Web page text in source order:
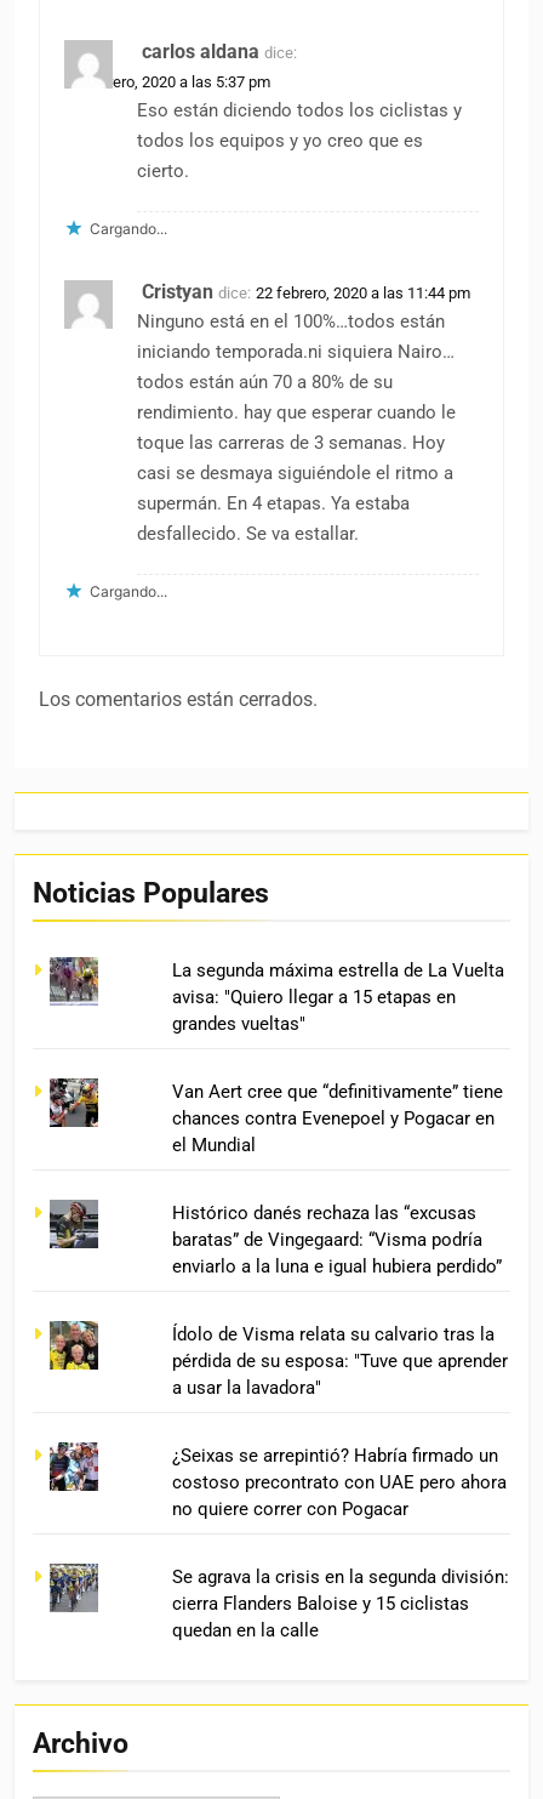
carlos aldana dice:
22 febrero, 2020 a las 5:37 pm
Eso están diciendo todos los ciclistas y
todos los equipos y yo creo que es
cierto.
Cargando...
Cristyan dice: 22 febrero, 2020 a las 11:44 pm
Ninguno está en el 100%…todos están
iniciando temporada.ni siquiera Nairo…
todos están aún 70 a 80% de su
rendimiento. hay que esperar cuando le
toque las carreras de 3 semanas. Hoy
casi se desmaya siguiéndole el ritmo a
supermán. En 4 etapas. Ya estaba
desfallecido. Se va estallar.
Cargando...
Los comentarios están cerrados.
Noticias Populares
La segunda máxima estrella de La Vuelta
avisa: "Quiero llegar a 15 etapas en
grandes vueltas"
Van Aert cree que “definitivamente” tiene
chances contra Evenepoel y Pogacar en
el Mundial
Histórico danés rechaza las “excusas
baratas” de Vingegaard: “Visma podría
enviarlo a la luna e igual hubiera perdido”
Ídolo de Visma relata su calvario tras la
pérdida de su esposa: "Tuve que aprender
a usar la lavadora"
¿Seixas se arrepintió? Habría firmado un
costoso precontrato con UAE pero ahora
no quiere correr con Pogacar
Se agrava la crisis en la segunda división:
cierra Flanders Baloise y 15 ciclistas
quedan en la calle
Archivo